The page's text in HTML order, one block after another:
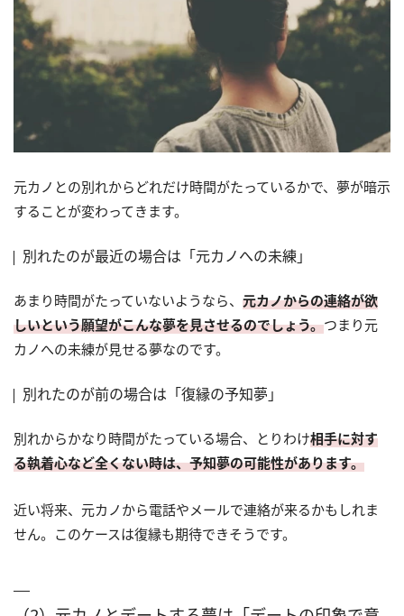
元カノとの別れからどれだけ時間がたっているかで、夢が暗示
することが変わってきます。
別れたのが最近の場合は「元カノへの未練」
あまり時間がたっていないようなら、 元カノからの連絡が欲
しいという願望がこんな夢を見させるのでしょう。つまり元
カノへの未練が見せる夢なのです。
別れたのが前の場合は「復縁の予知夢」
別れからかなり時間がたっている場合、とりわけ相手に対す
る執着心など全くない時は、予知夢の可能性があります。
近い将来、元カノから電話やメールで連絡が来るかもしれま
せん。このケースは復縁も期待できそうです。